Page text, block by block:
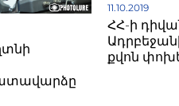
11.10.2019
ՀՀ-ի
քվոն